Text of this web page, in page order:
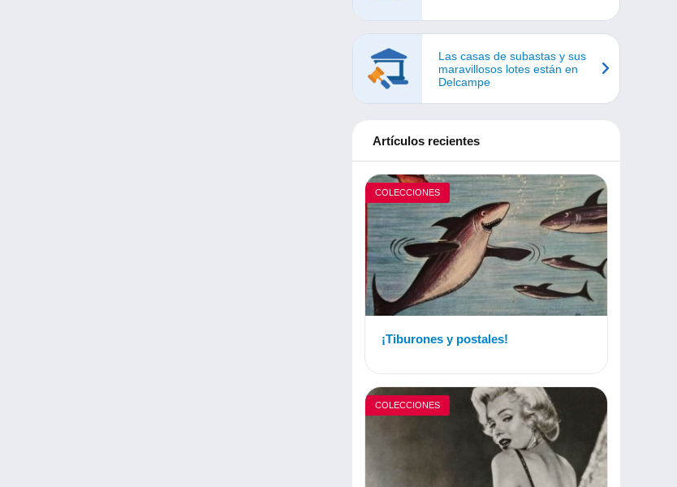
Las casas de subastas y sus
maravillosos lotes están en
Delcampe
Artículos recientes
COLECCIONES
¡Tiburones y postales!
COLECCIONES